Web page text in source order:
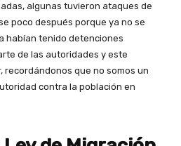
algunas tuvieron ataques de
poco después porque ya no se
habían tenido detenciones
de las autoridades y este
recordándonos que no somos un
contra la población en